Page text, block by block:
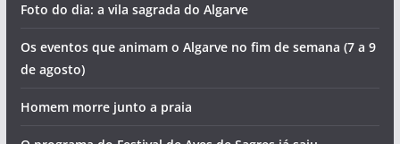
Foto do dia: a vila sagrada do Algarve
Os eventos que animam o Algarve no fim de semana (7 a 9
de agosto)
Homem morre junto a praia